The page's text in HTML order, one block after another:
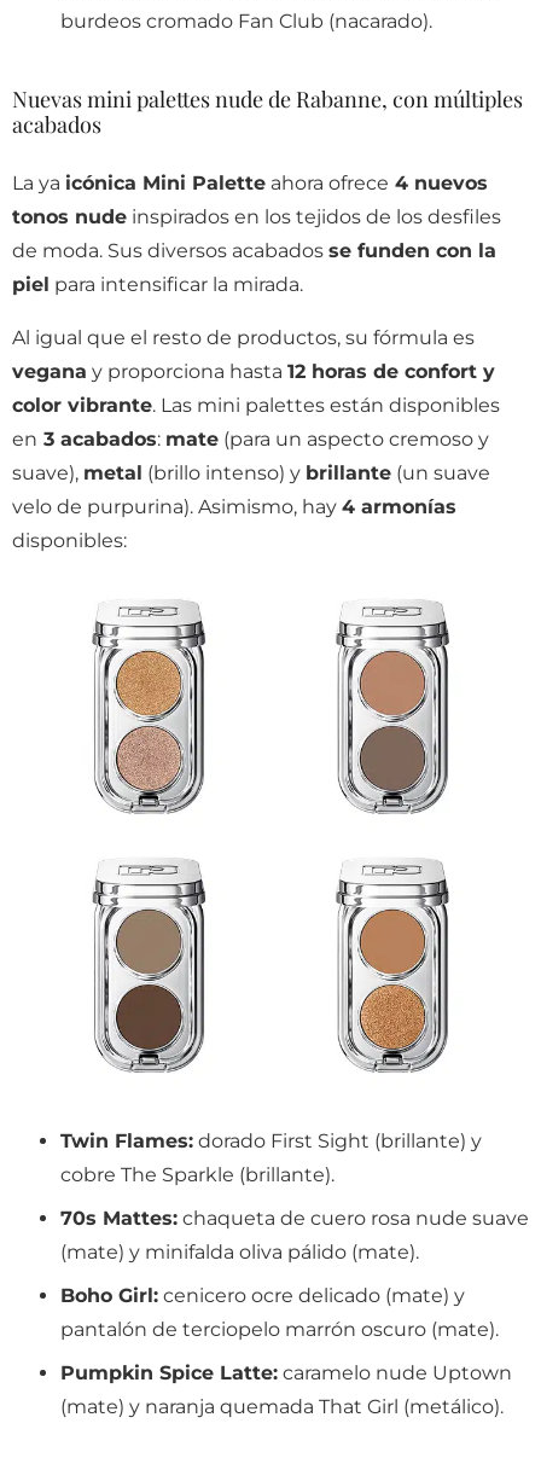
burdeos cromado Fan Club (nacarado).
Nuevas mini palettes nude de Rabanne, con múltiples
acabados
La ya icónica Mini Palette ahora ofrece 4 nuevos
tonos nude inspirados en los tejidos de los desfiles
de moda. Sus diversos acabados se funden con la
piel para intensificar la mirada.
Al igual que el resto de productos, su fórmula es
vegana y proporciona hasta 12 horas de confort y
color vibrante. Las mini palettes están disponibles
en 3 acabados: mate (para un aspecto cremoso y
suave), metal (brillo intenso) y brillante (un suave
velo de purpurina). Asimismo, hay 4 armonías
disponibles:
Twin Flames: dorado First Sight (brillante) y
cobre The Sparkle (brillante).
70s Mattes: chaqueta de cuero rosa nude suave
(mate) y minifalda oliva pálido (mate).
Boho Girl: cenicero ocre delicado (mate) y
pantalón de terciopelo marrón oscuro (mate).
Pumpkin Spice Latte: caramelo nude Uptown
(mate) y naranja quemada That Girl (metálico).